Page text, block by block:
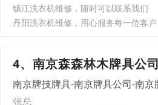
镇江洗衣机维修，随时可以联系我们
丹阳洗衣机维修，用心服务每一位客户
4、南京森森林木牌具公司
南京牌技牌具-南京牌具公司-南京
张总